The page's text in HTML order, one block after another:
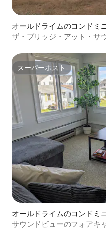
オールドライムのコンドミ
ザ・ブリッジ・アット・サ
スーパーホスト
スーパーホスト
オールドライムのコンドミ
サウンドビューのフォアキ